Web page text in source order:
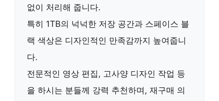
없이 처리해 줍니다.
특히 1TB의 넉넉한 저장 공간과 스페이스 블
랙 색상은 디자인적인 만족감까지 높여줍니
다.
전문적인 영상 편집, 고사양 디자인 작업 등
을 하시는 분들께 강력 추천하며, 재구매 의